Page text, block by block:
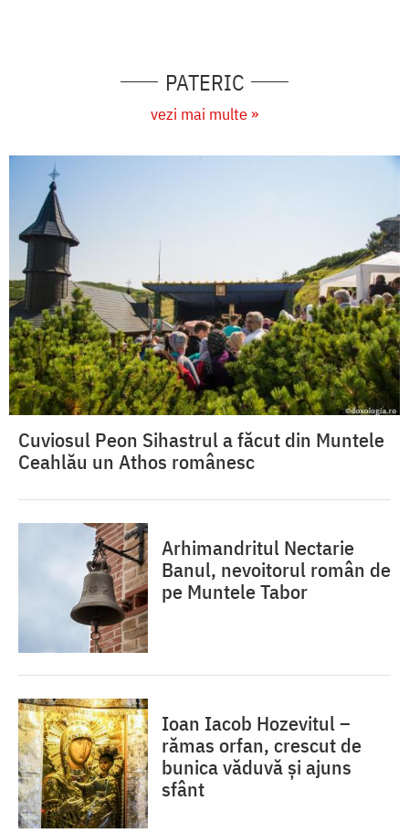
PATERIC
vezi mai multe »
Cuviosul Peon Sihastrul a făcut din Muntele
Ceahlău un Athos românesc
Arhimandritul Nectarie
Banul, nevoitorul român de
pe Muntele Tabor
Ioan Iacob Hozevitul –
rămas orfan, crescut de
bunica văduvă și ajuns
sfânt